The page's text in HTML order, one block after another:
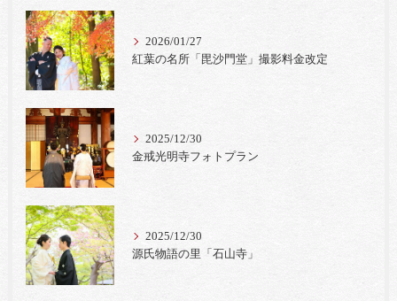
2026/01/27
紅葉の名所「毘沙門堂」撮影料金改定
2025/12/30
金戒光明寺フォトプラン
2025/12/30
源氏物語の里「石山寺」